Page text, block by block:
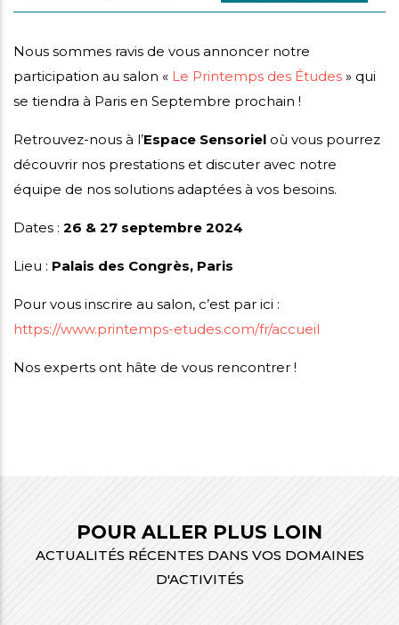
Nous sommes ravis de vous annoncer notre
participation au salon « Le Printemps des Études » qui
se tiendra à Paris en Septembre prochain !
Retrouvez-nous à l’Espace Sensoriel où vous pourrez
découvrir nos prestations et discuter avec notre
équipe de nos solutions adaptées à vos besoins.
Dates : 26 & 27 septembre 2024
Lieu : Palais des Congrès, Paris
Pour vous inscrire au salon, c’est par ici :
https://www.printemps-etudes.com/fr/accueil
Nos experts ont hâte de vous rencontrer !
POUR ALLER PLUS LOIN
ACTUALITÉS RÉCENTES DANS VOS DOMAINES
D'ACTIVITÉS